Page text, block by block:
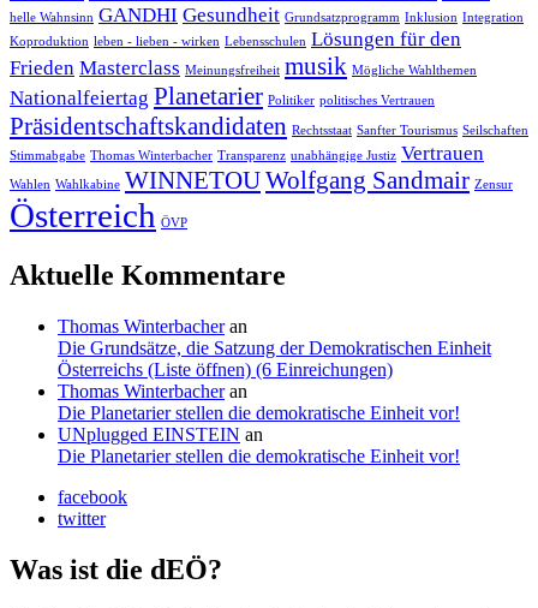
helle Wahnsinn GANDHI Gesundheit Grundsatzprogramm Inklusion Integration
Koproduktion leben - lieben - wirken Lebensschulen Lösungen für den
Frieden Masterclass Meinungsfreiheit musik Mögliche Wahlthemen
Nationalfeiertag Planetarier Politiker politisches Vertrauen
Präsidentschaftskandidaten Rechtsstaat Sanfter Tourismus Seilschaften
Stimmabgabe Thomas Winterbacher Transparenz unabhängige Justiz Vertrauen
Wahlen Wahlkabine WINNETOUWolfgang Sandmair Zensur
Österreich ÖVP
Aktuelle Kommentare
Thomas Winterbacheran
Die Grundsätze, die Satzung der Demokratischen Einheit
Österreichs (Liste öffnen) (6 Einreichungen)
Thomas Winterbacheran
Die Planetarier stellen die demokratische Einheit vor!
UNplugged EINSTEIN an
Die Planetarier stellen die demokratische Einheit vor!
facebook
twitter
Was ist die dEÖ?